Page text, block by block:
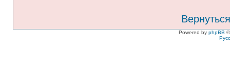
Powered by phpBB